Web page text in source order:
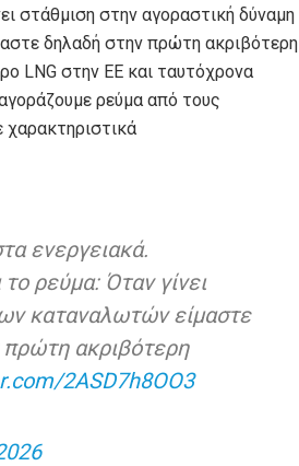
στάθμιση στην αγοραστική δύναμη
δηλαδή στην πρώτη ακριβότερη
LNG στην ΕΕ και ταυτόχρονα
ρεύμα από τους
χαρακτηριστικά
ενεργειακά.
ρεύμα: Όταν γίνει
καταναλωτών είμαστε
ακριβότερη
2ASD7h8OO3